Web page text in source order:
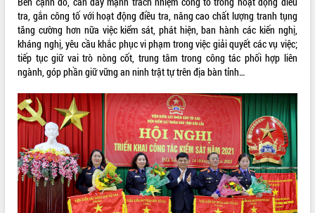
xuất khẩu sầu riêng và triển khai quy
định EUDR
Thứ trưởng Bộ Nông nghiệp và Môi
trường Nguyễn Hoàng Hiệp khảo sát
vùng trồng và doanh nghiệp đóng gói
sầu riêng tại Đắk Lắk
Trình diễn nghệ thuật chế biến các
món ăn từ sầu riêng
Đắk Lắk công bố Quy hoạch và xúc
tiến đầu tư tỉnh
Ngành cá ngừ Đắk Lắk chủ động thích
ứng để giữ vững thị trường xuất khẩu
Diễn đàn Kinh tế tư nhân Việt Nam đột
phá cơ chế - Hợp tác công tư
tra, gắn công tố với hoạt động điều tra, nâng cao chất lượng tranh tụng
tăng cường hơn nữa việc kiểm sát, phát hiện, ban hành các kiến nghị,
kháng nghị, yêu cầu khắc phục vi phạm trong việc giải quyết các vụ việc;
tiếp tục giữ vai trò nòng cốt, trung tâm trong công tác phối hợp liên
ngành, góp phần giữ vững an ninh trật tự trên địa bàn tỉnh…